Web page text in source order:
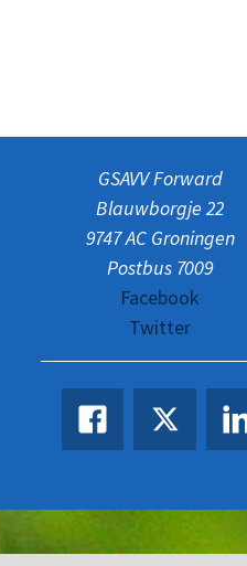
GSAVV Forward
Blauwborgje 22
9747 AC Groningen
Postbus 7009
Facebook
Twitter
Facebook Twitter